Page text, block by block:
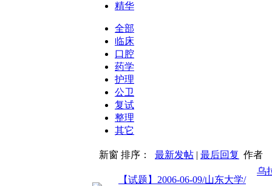
精华
全部
临床
口腔
药学
护理
公卫
复试
整理
其它
新窗 排序： 最新发帖 | 最后回复 作者
【试题】2006-06-09/山东大学/
乌